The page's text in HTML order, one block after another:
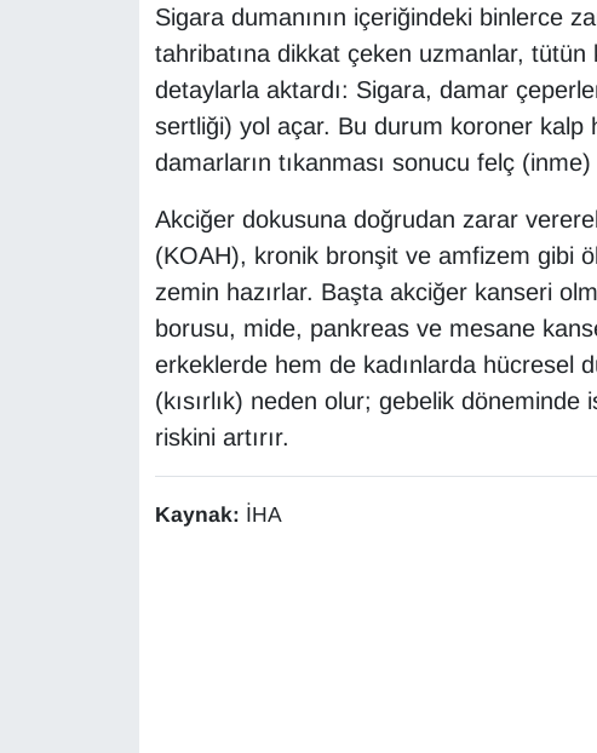
Sigara dumanının içeriğindeki binlerce
tahribatına dikkat çeken uzmanlar, tütün
detaylarla aktardı: Sigara, damar
sertliği) yol açar. Bu durum koroner kalp
damarların tıkanması sonucu felç
Akciğer dokusuna doğrudan zarar
(KOAH), kronik bronşit ve amfizem gibi
zemin hazırlar. Başta akciğer kanseri
borusu, mide, pankreas ve mesane
erkeklerde hem de kadınlarda hücresel
(kısırlık) neden olur; gebelik
riskini artırır.
Kaynak: İHA